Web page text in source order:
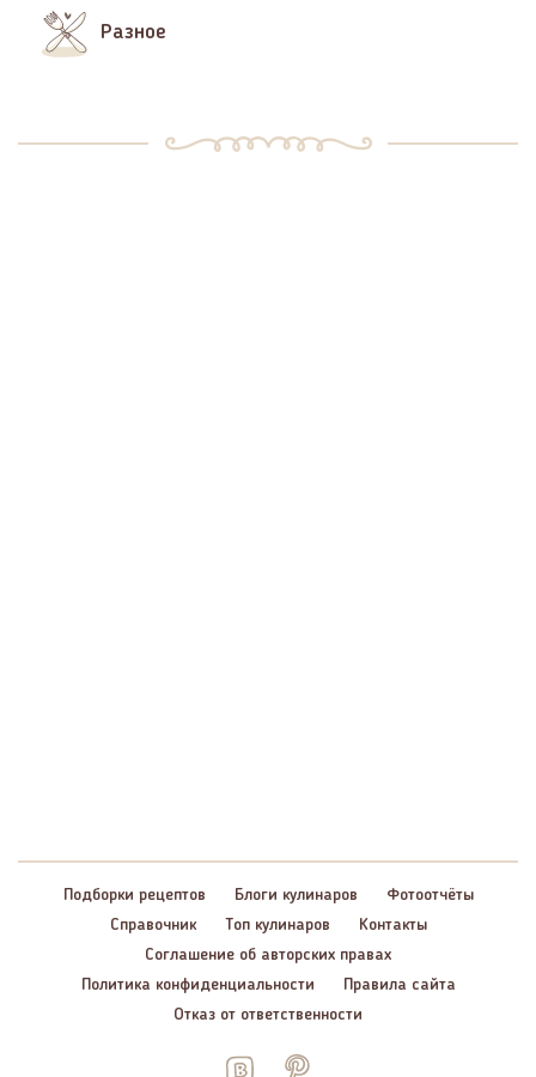
Разное
Подборки рецептов Блоги кулинаров
Фотоотчёты
Справочник
Топ кулинаров
Контакты
Соглашение об авторских правах
Политика конфиденциальности
Правила сайта
Отказ от ответственности